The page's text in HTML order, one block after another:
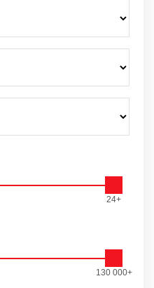
24+
130 000+